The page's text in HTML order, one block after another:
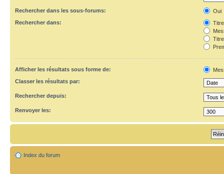
Rechercher dans les sous-forums:
Oui
Rechercher dans:
Afficher les résultats sous forme de:
Classer les résultats par:
Rechercher depuis:
Renvoyer les:
Index du forum